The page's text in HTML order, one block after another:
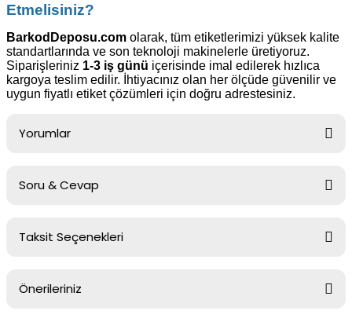
Etmelisiniz?
BarkodDeposu.com olarak, tüm etiketlerimizi yüksek kalite
standartlarında ve son teknoloji makinelerle üretiyoruz.
Siparişleriniz 1-3 iş günü içerisinde imal edilerek hızlıca
kargoya teslim edilir. İhtiyacınız olan her ölçüde güvenilir ve
uygun fiyatlı etiket çözümleri için doğru adrestesiniz.
Yorumlar
Soru & Cevap
Ürün hakkında henüz soru sorulmamış.
Taksit Seçenekleri
Önerileriniz